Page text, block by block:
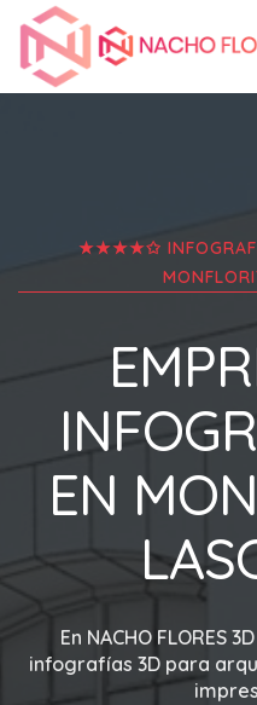
★★★★✩
EN
En NACHO FLORES 3D
infografías 3D para